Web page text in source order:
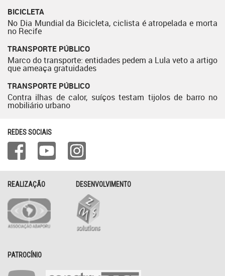
BICICLETA
No Dia Mundial da Bicicleta, ciclista é atropelada e morta
no Recife
TRANSPORTE PÚBLICO
Marco do transporte: entidades pedem a Lula veto a artigo
que ameaça gratuidades
TRANSPORTE PÚBLICO
Contra ilhas de calor, suíços testam tijolos de barro no
mobiliário urbano
REDES SOCIAIS
REALIZAÇÃO DESENVOLVIMENTO
PATROCÍNIO